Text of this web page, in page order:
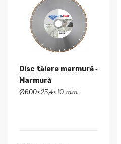
Disc tăiere marmură ‑
Marmură
Ø600x25,4x10 mm